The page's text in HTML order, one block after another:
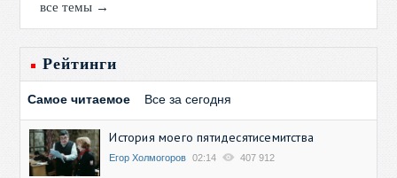
все темы →
Рейтинги
Самое читаемое Все за сегодня
История моего пятидесятисемитства
Егор Холмогоров 02:14 407 912